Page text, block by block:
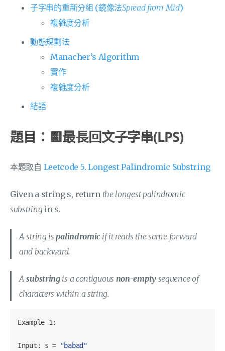
子字串的重新分組 (鏡像法Spread from Mid)
複雜度分析
動態規劃法
Manacher’s Algorithm
實作
複雜度分析
結語
題目：🟨最長回文子字串(LPS)
本題取自 Leetcode 5. Longest Palindromic Substring
Given a string s, return the longest palindromic
substringin s.
A string ispalindromic if it reads the same forward
and backward.
Asubstringis a contiguous non-emptysequence of
characters within a string.
Example 1 :
Input: s =
"babad"